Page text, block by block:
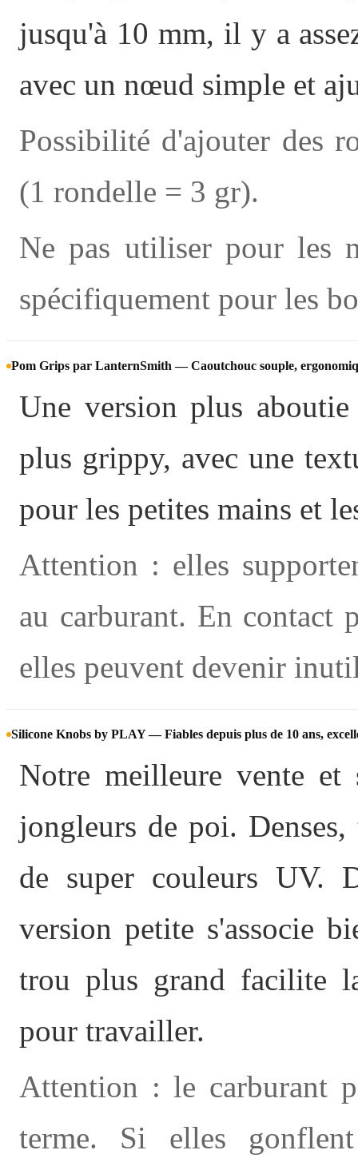
jusqu'à 10 mm, il y a
avec un nœud simple et
Possibilité d'ajouter des
(1 rondelle = 3 gr).
Ne pas utiliser pour les
spécifiquement pour les
Pom Grips par LanternSmith — Caoutchouc souple,
Une version plus
plus grippy, avec une
pour les petites mains et
Attention : elles
au carburant. En contact
elles peuvent devenir
Silicone Knobs by PLAY — Fiables depuis plus de 10 ans,
Notre meilleure vente et
jongleurs de poi.
de super couleurs UV.
version petite s'associe
trou plus grand facilite
pour travailler.
Attention : le carburant
terme. Si elles